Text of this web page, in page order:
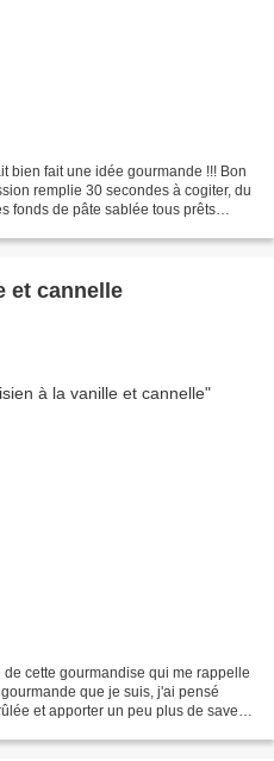
bien fait une idée gourmande !!! Bon
remplie 30 secondes à cogiter, du
fonds de pâte sablée tous prêts
et cannelle
cette gourmandise qui me rappelle
que je suis, j'ai pensé
et apporter un peu plus de saveur